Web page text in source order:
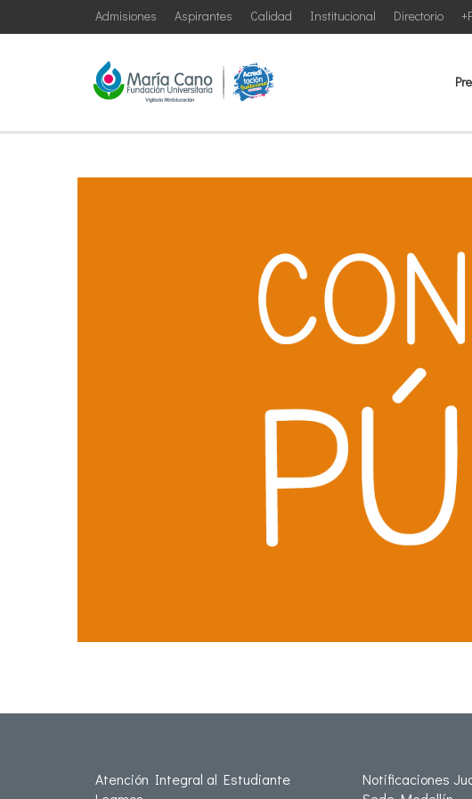
Directorio
Institucional
Calidad
Aspirantes
Admisiones
Atención Integral al Estudiante
Notificaciones